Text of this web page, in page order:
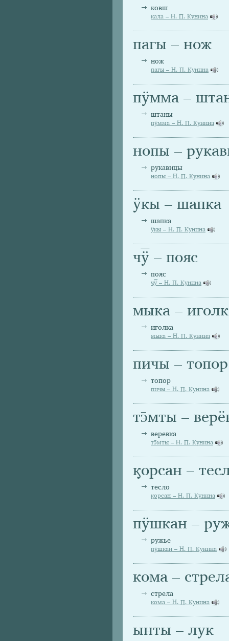
ковш
кала – Н. П. Кунина
пагы – нож
нож
пагы – Н. П. Кунина
пӱмма –
штаны
пӱмма – Н. П. Кунина
нопы –
рукавицы
нопы – Н. П. Кунина
ӱкы – шапка
шапка
ӱкы – Н. П. Кунина
чӱ̅ – пояс
пояс
чӱ̅ – Н. П. Кунина
мыка –
иголка
мыка – Н. П. Кунина
пичы – топор
топор
пичы – Н. П. Кунина
тэ̄мты –
веревка
тэ̄мты – Н. П. Кунина
ӄорсан –
тесло
ӄорсан – Н. П. Кунина
пӱшкан –
ружье
пӱшкан – Н. П. Кунина
кома –
стрела
кома – Н. П. Кунина
ынты – лук